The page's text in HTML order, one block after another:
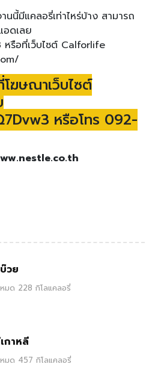
นนี้มีแคลอรี่เท่าไหร่บ้าง สามารถ
ดเลย
รือที่เว็บไซต์ Calforlife
ฆษณาเว็บไซต์
หรือโทร 092-
วย
มด 228 กิโลแคลอรี่
กาหลี
มด 457 กิโลแคลอรี่